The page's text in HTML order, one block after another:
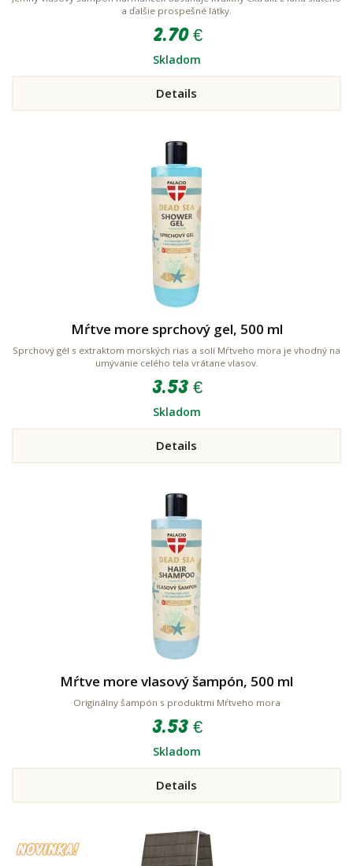
a ďalšie prospešné látky.
2.70 €
Skladom
Details
Mŕtve more sprchový gel, 500 ml
Sprchový gél s extraktom morských rias a solí Mŕtveho mora je vhodný na
umývanie celého tela vrátane vlasov.
3.53 €
Skladom
Details
Mŕtve more vlasový šampón, 500 ml
Originálny šampón s produktmi Mŕtveho mora
3.53 €
Skladom
Details